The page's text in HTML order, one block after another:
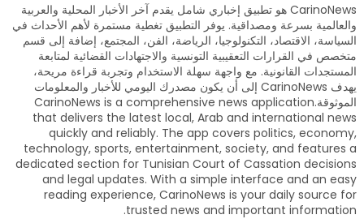
CarinoNews هو تطبيق إخباري شامل يقدم آخر الأخبار المحلية والعربية
والعالمية بسرعة ومصداقية. يوفر التطبيق تغطية مستمرة لأهم الأحداث في
السياسة، الاقتصاد، التكنولوجيا، الرياضة، الفن، المجتمع، إضافة إلى قسم
متخصص في القرارات التعقيبية التونسية والاجتهادات القضائية لمتابعة
المستجدات القانونية. مع واجهة سهلة الاستخدام وتجربة قراءة مريحة،
يهدف CarinoNews إلى أن يكون مصدرك اليومي للأخبار والمعلومات
الموثوقة.CarinoNews is a comprehensive news application
that delivers the latest local, Arab and international news
quickly and reliably. The app covers politics, economy,
technology, sports, entertainment, society, and features a
dedicated section for Tunisian Court of Cassation decisions
and legal updates. With a simple interface and an easy
reading experience, CarinoNews is your daily source for
trusted news and important information.